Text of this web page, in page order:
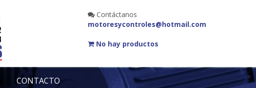
Contáctanos
motoresycontroles@hotmail.com
No hay productos
CONTACTO